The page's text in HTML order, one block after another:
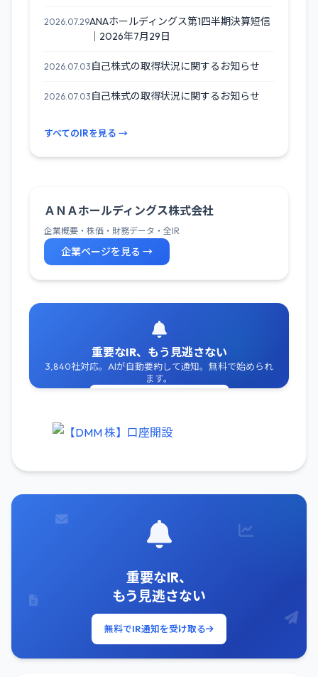
2026.07.29ANAホールディングス第1四半期決算短信
｜2026年7月29日
2026.07.03 自己株式の取得状況に関するお知らせ
2026.07.03 自己株式の取得状況に関するお知らせ
すべてのIRを見る →
ＡＮＡホールディングス株式会社
企業概要・株価・財務データ・全IR
企業ページを見る →
重要なIR、もう見逃さない
3,840社対応。AIが自動要約して通知。無料で始められ
ます。
重要なIR、
もう見逃さない
無料でIR通知を受け取る